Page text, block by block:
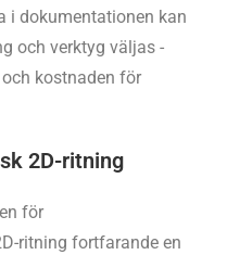
i dokumentationen kan
och verktyg väljas -
kostnaden för
2D-ritning
för
ritning fortfarande en